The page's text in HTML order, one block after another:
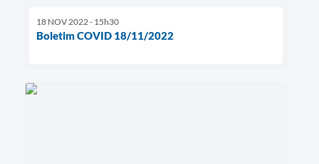
18 NOV 2022 - 15h30
Boletim COVID 18/11/2022